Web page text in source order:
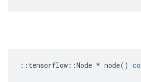
:: tensorflow ::Node * node()